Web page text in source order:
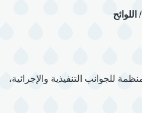
/ اللوائح
للجوانب التنفيذية والإجرائية،